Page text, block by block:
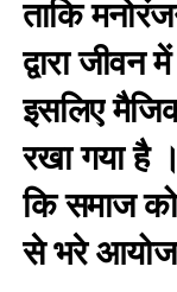
ताकि
द्वारा
इसलिए
रखा गया है
कि समाज
से भरे